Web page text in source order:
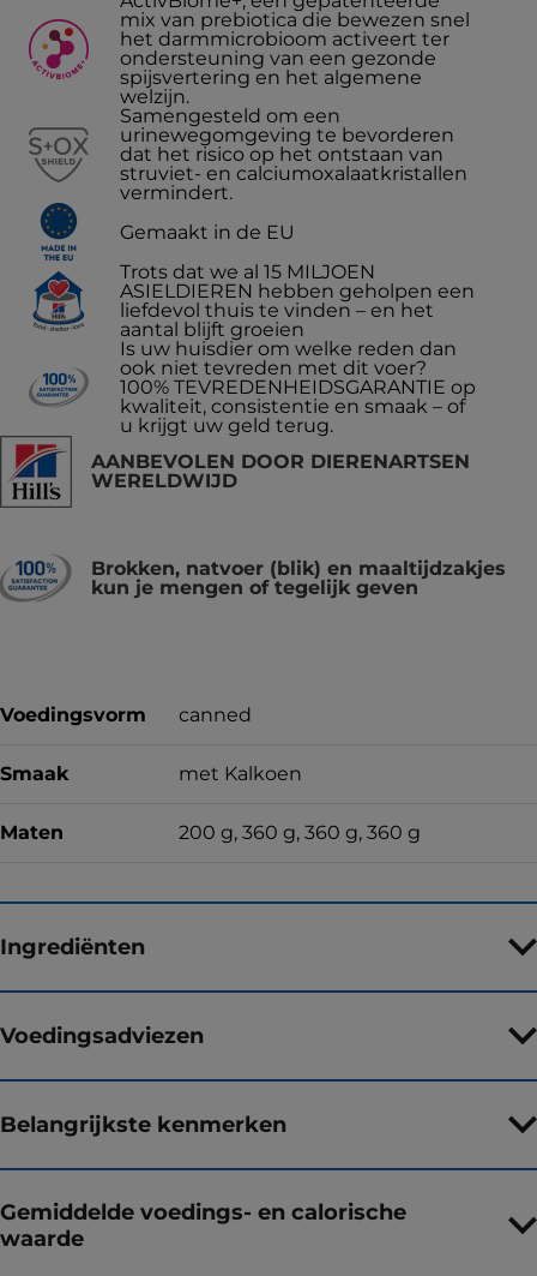
mix van prebiotica die bewezen snel
het darmmicrobioom activeert ter
ondersteuning van een gezonde
spijsvertering en het algemene
welzijn.
Samengesteld om een
urinewegomgeving te bevorderen
dat het risico op het ontstaan van
struviet- en calciumoxalaatkristallen
vermindert.
Gemaakt in de EU
Trots dat we al 15 MILJOEN
ASIELDIEREN hebben geholpen een
liefdevol thuis te vinden – en het
aantal blijft groeien
Is uw huisdier om welke reden dan
ook niet tevreden met dit voer?
100% TEVREDENHEIDSGARANTIE op
kwaliteit, consistentie en smaak – of
u krijgt uw geld terug.
AANBEVOLEN DOOR DIERENARTSEN
WERELDWIJD
Brokken, natvoer (blik) en maaltijdzakjes
kun je mengen of tegelijk geven
Voedingsvorm canned
Smaak met Kalkoen
Maten 200 g, 360 g, 360 g, 360 g
Ingrediënten
Voedingsadviezen
Belangrijkste kenmerken
Gemiddelde voedings- en calorische
waarde